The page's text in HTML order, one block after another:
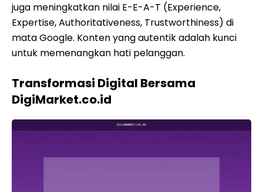
juga meningkatkan nilai E-E-A-T (Experience,
Expertise, Authoritativeness, Trustworthiness) di
mata Google. Konten yang autentik adalah kunci
untuk memenangkan hati pelanggan.
Transformasi Digital Bersama
DigiMarket.co.id